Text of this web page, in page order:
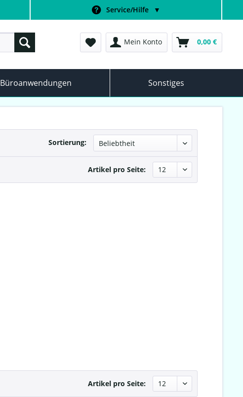
Service/Hilfe ▼
Mein Konto 0,00 €
Büroanwendungen Sonstiges
Sortierung:
Artikel pro Seite:
Artikel pro Seite: